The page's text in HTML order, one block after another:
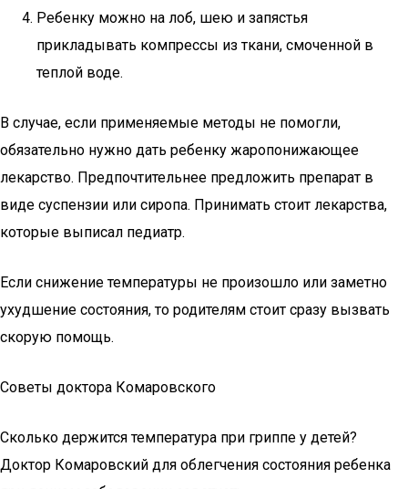
Ребенку можно на лоб, шею и запястья
прикладывать компрессы из ткани, смоченной в
теплой воде.
В случае, если применяемые методы не помогли,
обязательно нужно дать ребенку жаропонижающее
лекарство. Предпочтительнее предложить препарат в
виде суспензии или сиропа. Принимать стоит лекарства,
которые выписал педиатр.
Если снижение температуры не произошло или заметно
ухудшение состояния, то родителям стоит сразу вызвать
скорую помощь.
Советы доктора Комаровского
Сколько держится температура при гриппе у детей?
Доктор Комаровский для облегчения состояния ребенка